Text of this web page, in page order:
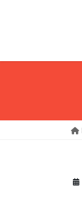
ッ
移